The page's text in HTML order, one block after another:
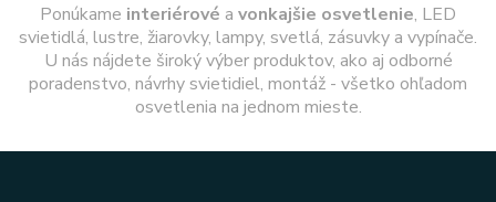
Ponúkame interiérové a vonkajšie osvetlenie, LED
svietidlá, lustre, žiarovky, lampy, svetlá, zásuvky a vypínače.
U nás nájdete široký výber produktov, ako aj odborné
poradenstvo, návrhy svietidiel, montáž - všetko ohľadom
osvetlenia na jednom mieste.